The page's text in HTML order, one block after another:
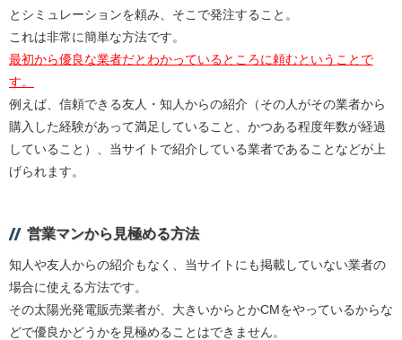
とシミュレーションを頼み、そこで発注すること。
これは非常に簡単な方法です。
最初から優良な業者だとわかっているところに頼むということで
す。
例えば、信頼できる友人・知人からの紹介（その人がその業者から
購入した経験があって満足していること、かつある程度年数が経過
していること）、当サイトで紹介している業者であることなどが上
げられます。
営業マンから見極める方法
知人や友人からの紹介もなく、当サイトにも掲載していない業者の
場合に使える方法です。
その太陽光発電販売業者が、大きいからとかCMをやっているからな
どで優良かどうかを見極めることはできません。